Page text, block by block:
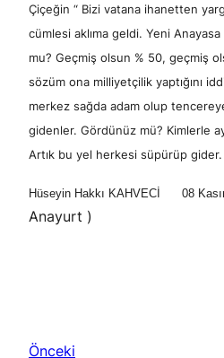
Çiçeğin “ Bizi vatana ihanetten
cümlesi aklıma geldi. Yeni
mu? Geçmiş olsun % 50, geçmiş
sözüm ona milliyetçilik yaptığını
merkez sağda adam olup
gidenler. Gördünüz mü? Kimlerle
Artık bu yel herkesi süpürüp gider.
Hüseyin Hakkı KAHVECİ 08
Anayurt )
Önceki